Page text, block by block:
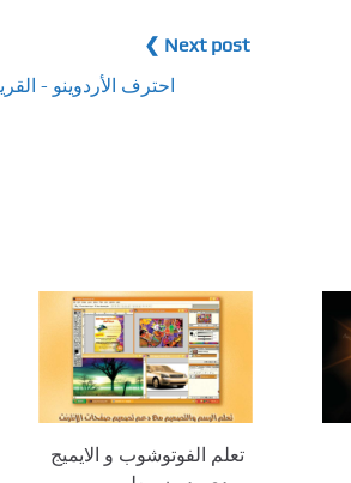
Next post ❯
احترف الأردوينو -
تعلم الفوتوشوب و الايميج